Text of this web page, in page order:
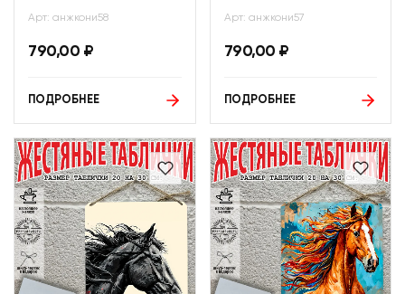
Арт: анжкони58
790,00 ₽
ПОДРОБНЕЕ
Арт: анжкони57
790,00 ₽
ПОДРОБНЕЕ